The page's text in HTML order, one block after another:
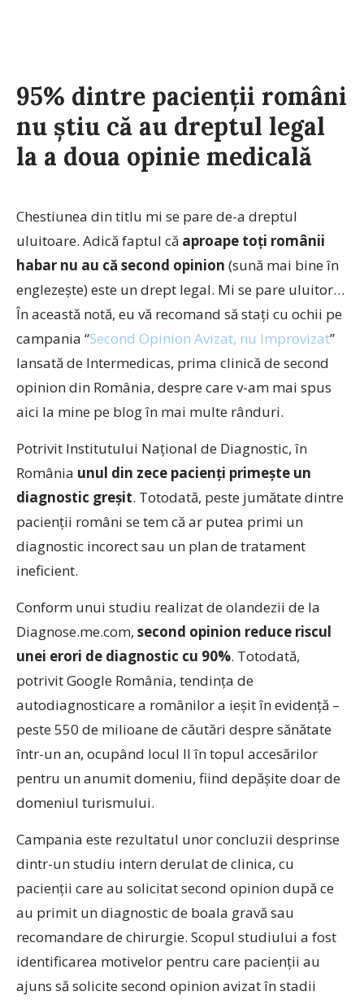
95% dintre pacienții români
nu știu că au dreptul legal
la a doua opinie medicală
Chestiunea din titlu mi se pare de-a dreptul
uluitoare. Adică faptul că aproape toți românii
habar nu au că second opinion (sună mai bine în
englezește) este un drept legal. Mi se pare uluitor…
În această notă, eu vă recomand să stați cu ochii pe
campania “Second Opinion Avizat, nu Improvizat”
lansată de Intermedicas, prima clinică de second
opinion din România, despre care v-am mai spus
aici la mine pe blog în mai multe rânduri.
Potrivit Institutului Naţional de Diagnostic, în
România unul din zece pacienți primește un
diagnostic greșit. Totodată, peste jumătate dintre
pacienții români se tem că ar putea primi un
diagnostic incorect sau un plan de tratament
ineficient.
Conform unui studiu realizat de olandezii de la
Diagnose.me.com, second opinion reduce riscul
unei erori de diagnostic cu 90%. Totodată,
potrivit Google România, tendința de
autodiagnosticare a românilor a ieșit în evidență –
peste 550 de milioane de căutări despre sănătate
într-un an, ocupând locul II în topul accesărilor
pentru un anumit domeniu, fiind depășite doar de
domeniul turismului.
Campania este rezultatul unor concluzii desprinse
dintr-un studiu intern derulat de clinica, cu
pacienții care au solicitat second opinion după ce
au primit un diagnostic de boala gravă sau
recomandare de chirurgie. Scopul studiului a fost
identificarea motivelor pentru care pacienții au
ajuns să solicite second opinion avizat în stadii